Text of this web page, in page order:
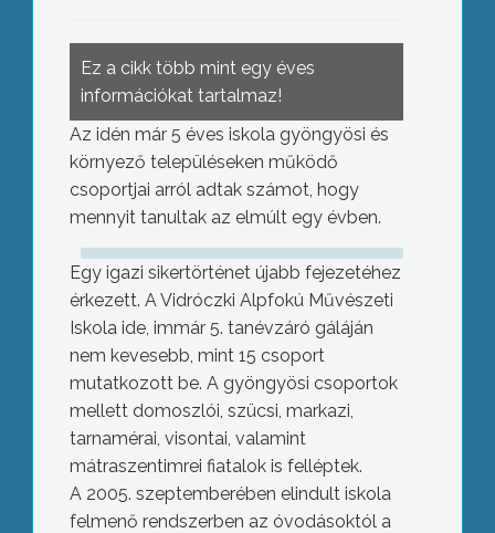
Ez a cikk több mint egy éves
információkat tartalmaz!
Az idén már 5 éves iskola gyöngyösi és
környező településeken működő
csoportjai arról adtak számot, hogy
mennyit tanultak az elmúlt egy évben.
Egy igazi sikertörténet újabb fejezetéhez
érkezett. A Vidróczki Alpfokú Művészeti
Iskola ide, immár 5. tanévzáró gáláján
nem kevesebb, mint 15 csoport
mutatkozott be. A gyöngyösi csoportok
mellett domoszlói, szücsi, markazi,
tarnamérai, visontai, valamint
mátraszentimrei fiatalok is felléptek.
A 2005. szeptemberében elindult iskola
felmenő rendszerben az óvodásoktól a